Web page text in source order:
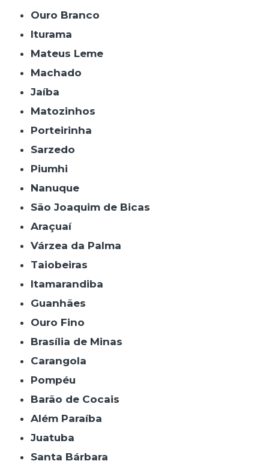
Ouro Branco
Iturama
Mateus Leme
Machado
Jaíba
Matozinhos
Porteirinha
Sarzedo
Piumhi
Nanuque
São Joaquim de Bicas
Araçuaí
Várzea da Palma
Taiobeiras
Itamarandiba
Guanhães
Ouro Fino
Brasília de Minas
Carangola
Pompéu
Barão de Cocais
Além Paraíba
Juatuba
Santa Bárbara